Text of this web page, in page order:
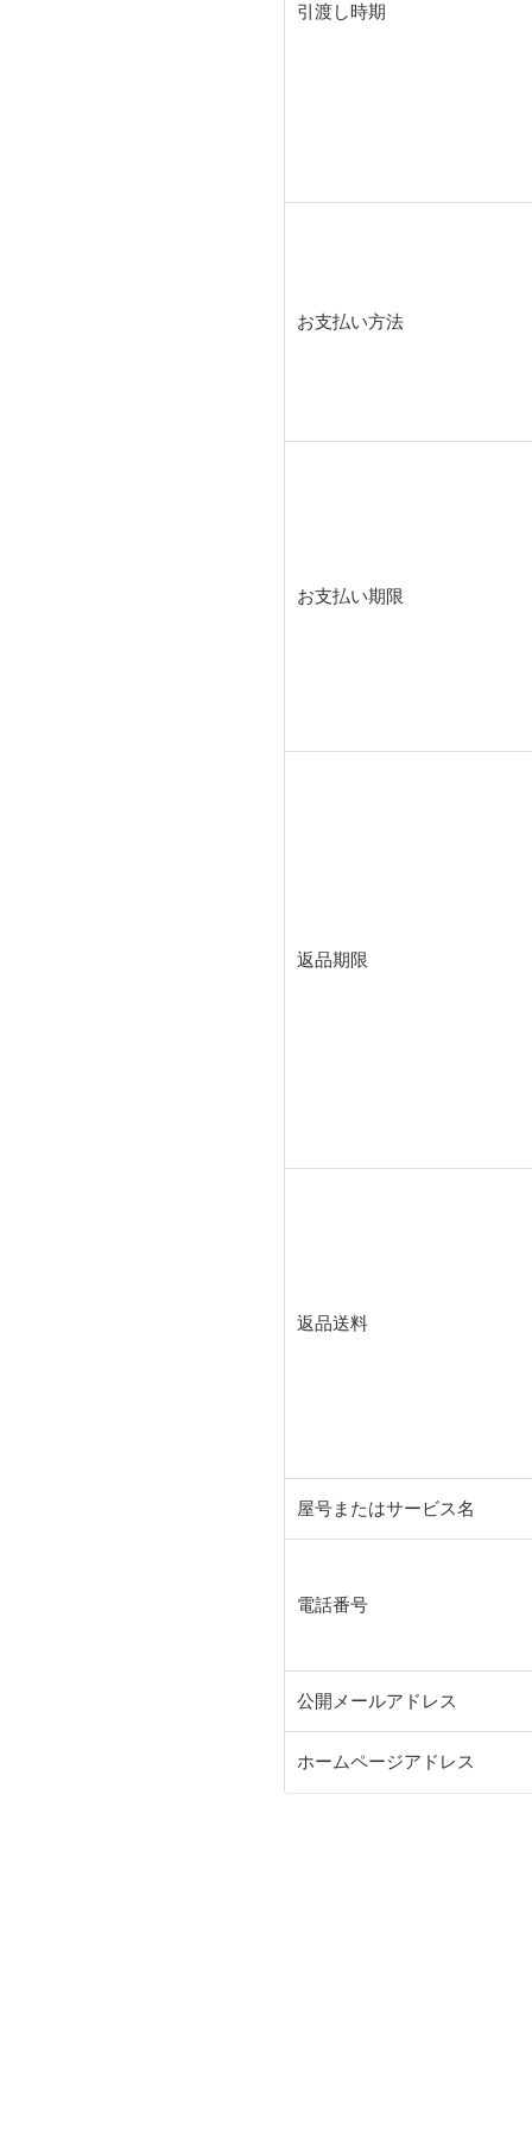
引渡し時期
お支払い方法
お支払い期限
返品期限
返品送料
屋号またはサービス名
電話番号
公開メールアドレス
ホームページアドレス